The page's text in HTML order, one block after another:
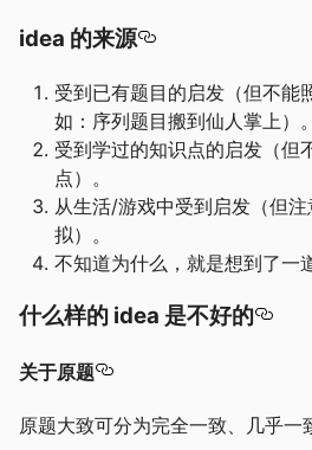
idea 的来源
受到已有题目的启发（但不能
如：序列题目搬到仙人掌上）。
受到学过的知识点的启发（但
点）。
从生活/游戏中受到启发（但
拟）。
不知道为什么，就是想到了一
什么样的 idea 是不好的
关于原题
原题大致可分为完全一致、几乎一